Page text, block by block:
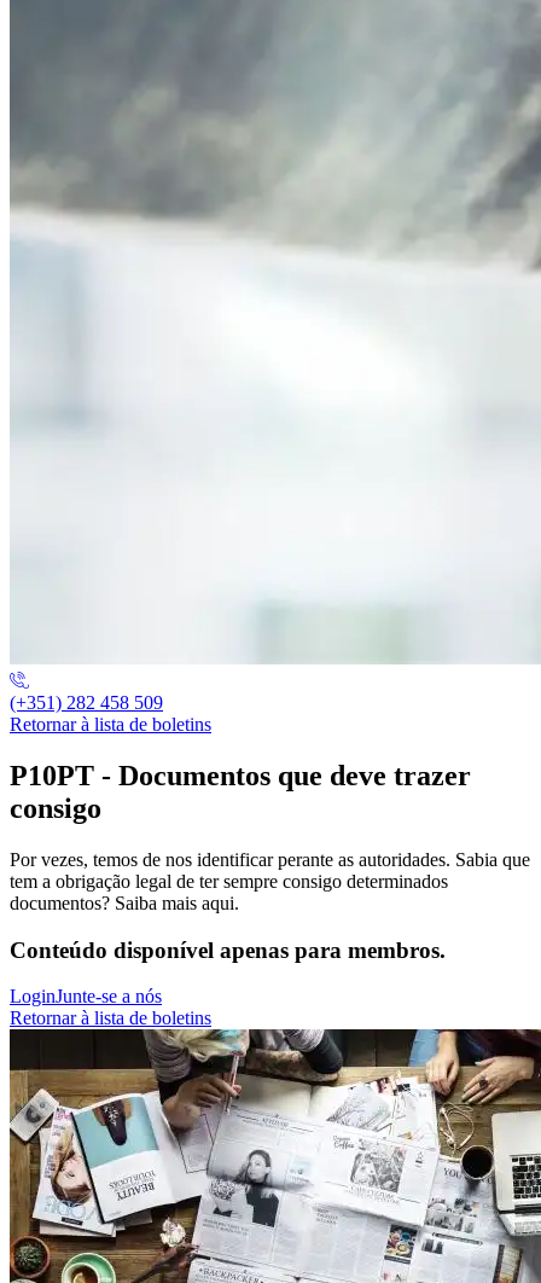
(+351) 282 458 509
Retornar à lista de boletins
P10PT - Documentos que deve trazer
consigo
Por vezes, temos de nos identificar perante as autoridades. Sabia que
tem a obrigação legal de ter sempre consigo determinados
documentos? Saiba mais aqui.
Conteúdo disponível apenas para membros.
LoginJunte-se a nós
Retornar à lista de boletins